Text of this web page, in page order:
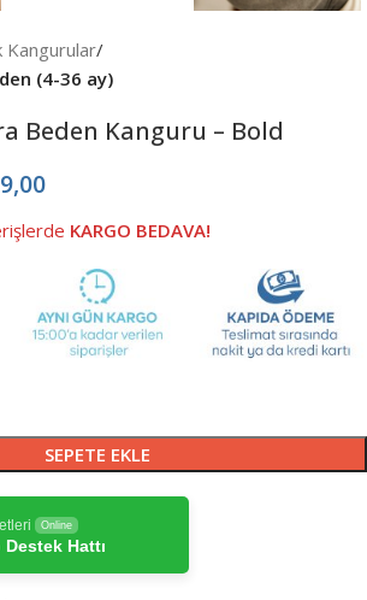
Kangurular
(4-36 ay)
Beden Kanguru – Bold
KARGO BEDAVA!
SEPETE EKLE
Online
Hattı